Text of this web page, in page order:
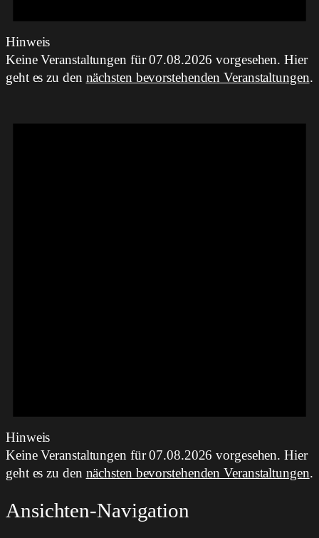
Hinweis
Keine Veranstaltungen für 07.08.2026 vorgesehen. Hier
geht es zu den nächsten bevorstehenden Veranstaltungen.
Hinweis
Keine Veranstaltungen für 07.08.2026 vorgesehen. Hier
geht es zu den nächsten bevorstehenden Veranstaltungen.
Ansichten-Navigation